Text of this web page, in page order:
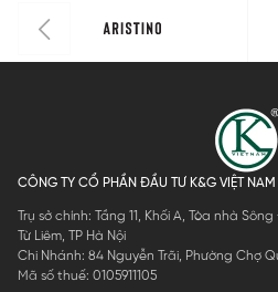
CÔNG TY CỔ PHẦN ĐẦU TƯ K&G VIỆT NAM
Trụ sở chính: Tầng 11, Khối A, Tòa nhà
Từ Liêm, TP Hà Nội
Chi Nhánh: 84 Nguyễn Trãi, Phường Chợ
Mã số thuế: 0105911105